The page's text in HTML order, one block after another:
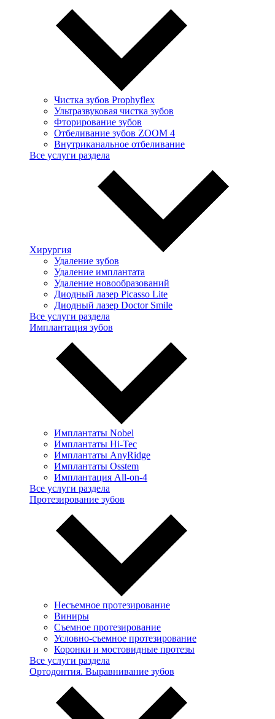
Чистка зубов Prophyflex
Ультразвуковая чистка зубов
Фторирование зубов
Отбеливание зубов ZOOM 4
Внутриканальное отбеливание
Все услуги раздела
Хирургия
Удаление зубов
Удаление имплантата
Удаление новообразований
Диодный лазер Picasso Lite
Диодный лазер Doctor Smile
Все услуги раздела
Имплантация зубов
Имплантаты Nobel
Имплантаты Hi-Tec
Имплантаты AnyRidge
Имплантаты Osstem
Имплантация All-on-4
Все услуги раздела
Протезирование зубов
Несъемное протезирование
Виниры
Съемное протезирование
Условно-съемное протезирование
Коронки и мостовидные протезы
Все услуги раздела
Ортодонтия. Выравнивание зубов